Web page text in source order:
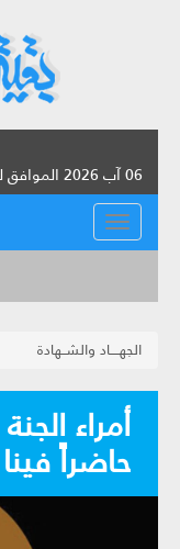
06 آب 2026 الموافق لـ 22 صفر 1448
القائمة
الجهــــاد والشــهادة
أمراء
حاضراً فينا